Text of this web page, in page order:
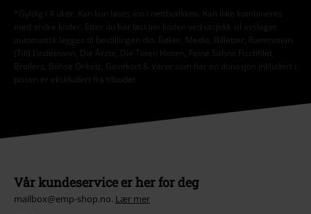
*Gyldig i 4 uker. Kan kun løses inn i nettbutikken. Kan ikke kombineres
med andre koder. Etter du har løst inn koden ved utsjekk vil avslaget
automatisk legges til bestillingen din. Bøker, Media, Billetter, Rammstein,
(Till) Lindemann, Die Ärzte, Die Toten Hosen, Feine Sahne Fischfilet,
Broilers, Böhse Onkelz, Gavekort & Varer som har en donasjon inkludert i
prisen er ekskludert fra tilbudet.
Vår kundeservice er her for deg
mailbox@emp-shop.no. Lær mer